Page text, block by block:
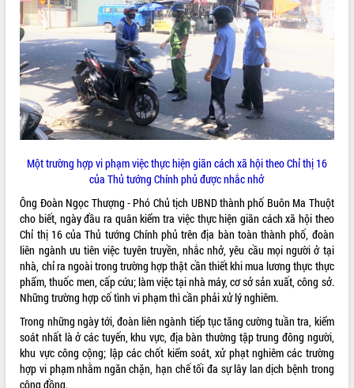
QUY HOẠCH - KẾ HOẠCH
VIDEO
Không có file video nào để phát.
Một trường hợp vi phạm việc thực hiện giãn cách xã hội theo Chỉ thị 16
của Thủ tướng Chính phủ được nhắc nhở
Ông Đoàn Ngọc Thượng - Phó Chủ tịch UBND thành phố Buôn Ma Thuột
cho biết, ngày đầu ra quân kiểm tra việc thực hiện giãn cách xã hội theo
Chỉ thị 16 của Thủ tướng Chính phủ trên địa bàn toàn thành phố, đoàn
liên ngành ưu tiên việc tuyên truyền, nhắc nhở, yêu cầu mọi người ở tại
nhà, chỉ ra ngoài trong trường hợp thật cần thiết khi mua lương thực thực
phẩm, thuốc men, cấp cứu; làm việc tại nhà máy, cơ sở sản xuất, công sở.
Những trường hợp cố tình vi phạm thì cần phải xử lý nghiêm.
Trong những ngày tới, đoàn liên ngành tiếp tục tăng cường tuần tra, kiểm
soát nhất là ở các tuyến, khu vực, địa bàn thường tập trung đông người,
khu vực công cộng; lập các chốt kiểm soát, xử phạt nghiêm các trường
hợp vi phạm nhằm ngăn chặn, hạn chế tối đa sự lây lan dịch bệnh trong
cộng đồng.